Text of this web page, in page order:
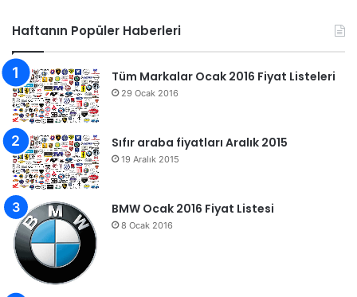
Haftanın Popüler Haberleri
Tüm Markalar Ocak 2016 Fiyat Listeleri
29 Ocak 2016
Sıfır araba fiyatları Aralık 2015
19 Aralık 2015
BMW Ocak 2016 Fiyat Listesi
8 Ocak 2016